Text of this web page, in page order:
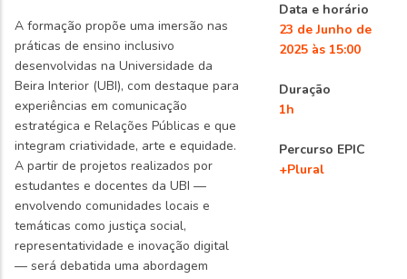
A formação propõe uma imersão nas
práticas de ensino inclusivo
desenvolvidas na Universidade da
Beira Interior (UBI), com destaque para
experiências em comunicação
estratégica e Relações Públicas e que
integram criatividade, arte e equidade.
A partir de projetos realizados por
estudantes e docentes da UBI —
envolvendo comunidades locais e
temáticas como justiça social,
representatividade e inovação digital
— será debatida uma abordagem
Data e horário
23 de Junho de
2025 às 15:00
Duração
1h
Percurso EPIC
+Plural